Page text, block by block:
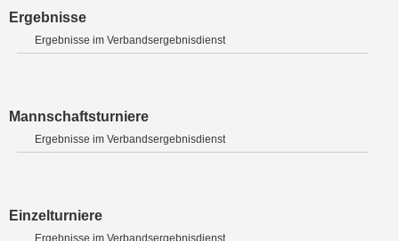
Ergebnisse
Ergebnisse im Verbandsergebnisdienst
Mannschaftsturniere
Ergebnisse im Verbandsergebnisdienst
Einzelturniere
Ergebnisse im Verbandsergebnisdienst